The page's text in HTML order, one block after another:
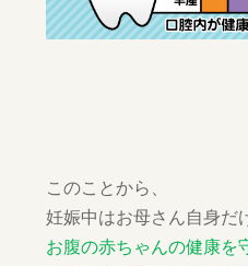
このことから、
妊娠中はお母さん自身だ
お腹の赤ちゃんの健康を